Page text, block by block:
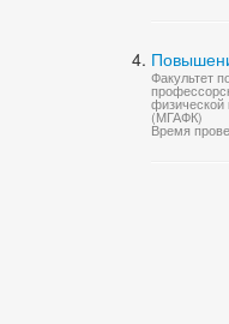
Факультет
физической
(МГАФК)
Время